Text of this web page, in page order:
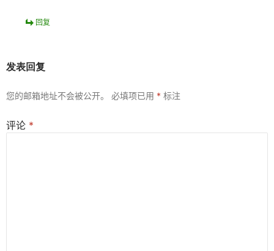
回复
发表回复
您的邮箱地址不会被公开。 必填项已用 * 标注
评论 *